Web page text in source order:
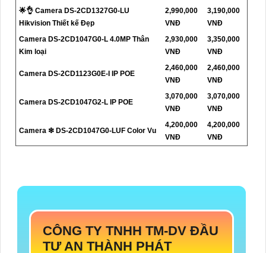
🌟👌 Camera DS-2CD1327G0-LU
Hikvision Thiết kế Đẹp
2,990,000
VNĐ
3,190,000
VNĐ
Camera DS-2CD1047G0-L 4.0MP Thân
Kim loại
2,930,000
VNĐ
3,350,000
VNĐ
Camera DS-2CD1123G0E-I IP POE
2,460,000
VNĐ
2,460,000
VNĐ
Camera DS-2CD1047G2-L IP POE
3,070,000
VNĐ
3,070,000
VNĐ
Camera ❇ DS-2CD1047G0-LUF Color Vu
4,200,000
VNĐ
4,200,000
VNĐ
CÔNG TY TNHH TM-DV ĐẦU
TƯ AN THÀNH PHÁT